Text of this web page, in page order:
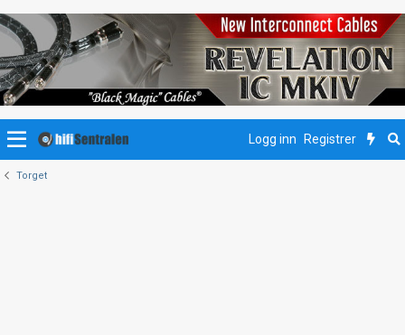
Logg inn Registrer
Torget